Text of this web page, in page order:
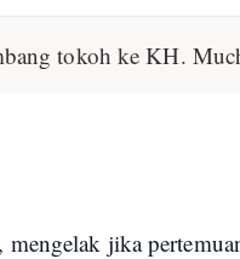
tokoh ke KH.
mengelak jika